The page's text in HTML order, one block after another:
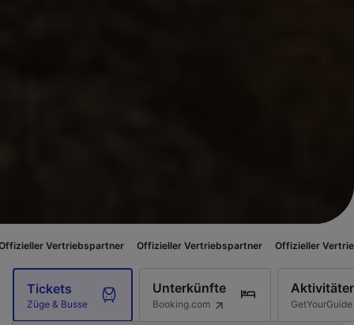
Offizieller Vertriebspartner Offizieller Vertriebspartner
Tickets
Züge & Busse
Unterkünfte
Booking.com GetYourGuide